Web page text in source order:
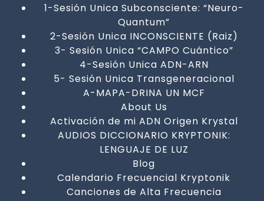
1-Sesión Unica Subconsciente: “Neuro-
Quantum”
2-Sesión Unica INCONSCIENTE (Raiz)
3- Sesión Unica “CAMPO Cuántico”
4-Sesión Unica ADN-ARN
5- Sesión Unica Transgeneracional
A-MAPA-DRINA UN MCF
About Us
Activación de mi ADN Origen Krystal
AUDIOS DICCIONARIO KRYPTONIK:
LENGUAJE DE LUZ
Blog
Calendario Frecuencial Kryptonik
Canciones de Alta Frecuencia